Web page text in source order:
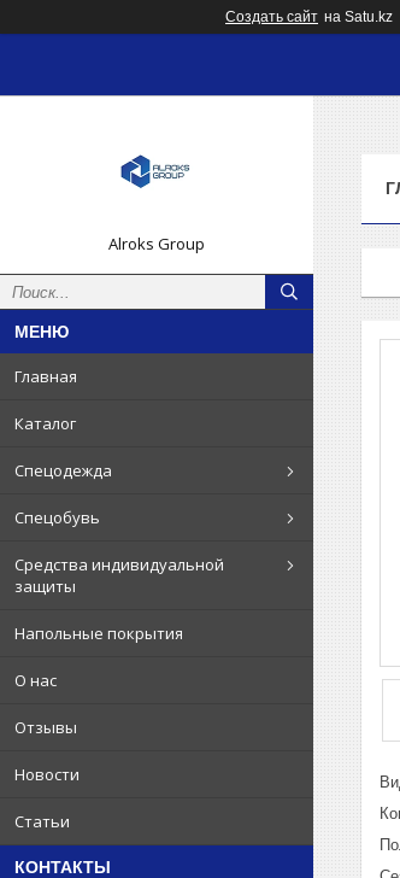
Создать сайт на Satu.kz
Alroks Group
Главная
Каталог
Спецодежда
Спецобувь
Средства индивидуальной
защиты
Напольные покрытия
О нас
Отзывы
Новости
Статьи
КОНТАКТЫ